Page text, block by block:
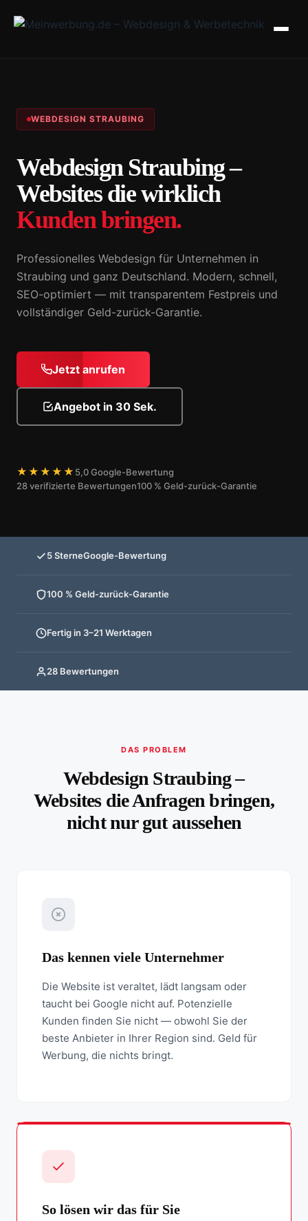
WEBDESIGN STRAUBING
Webdesign Straubing –
Websites die wirklich
Kunden bringen.
Professionelles Webdesign für Unternehmen in
Straubing und ganz Deutschland. Modern, schnell,
SEO-optimiert — mit transparentem Festpreis und
vollständiger Geld-zurück-Garantie.
Jetzt anrufen
Angebot in 30 Sek.
★★★★★ 5,0 Google-Bewertung
28 verifizierte Bewertungen100 % Geld-zurück-Garantie
5 SterneGoogle-Bewertung
100 % Geld-zurück-Garantie
Fertig in 3–21 Werktagen
28 Bewertungen
DAS PROBLEM
Webdesign Straubing –
Websites die Anfragen bringen,
nicht nur gut aussehen
Das kennen viele Unternehmer
Die Website ist veraltet, lädt langsam oder
taucht bei Google nicht auf. Potenzielle
Kunden finden Sie nicht — obwohl Sie der
beste Anbieter in Ihrer Region sind. Geld für
Werbung, die nichts bringt.
So lösen wir das für Sie